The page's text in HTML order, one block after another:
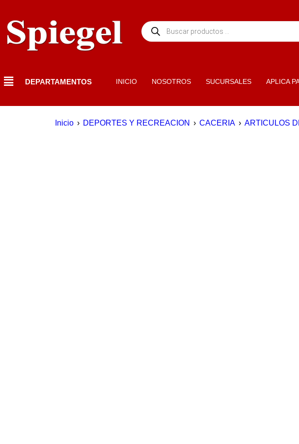
DEPARTAMENTOS INICIO NOSOTROS SUCURSALES APLICA
Inicio › DEPORTES Y RECREACION › CACERIA › ARTICULOS